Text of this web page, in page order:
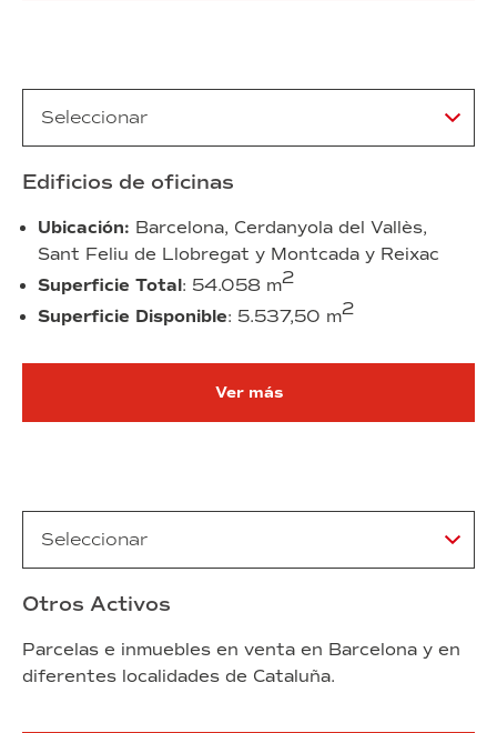
Edificios de oficinas
Ubicación: Barcelona, Cerdanyola del Vallès,
Sant Feliu de Llobregat y Montcada y Reixac
Superficie Total: 54.058 m2
Superficie Disponible: 5.537,50 m2
Ver más
Otros Activos
Parcelas e inmuebles en venta en Barcelona y en
diferentes localidades de Cataluña.